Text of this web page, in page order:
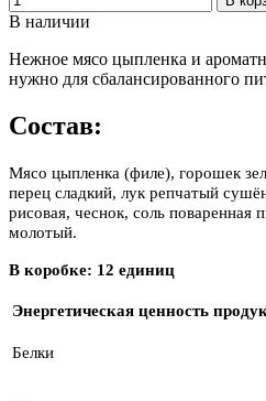
В наличии
Нежное мясо цыпленка и
нужно для сбалансированного
Состав:
Мясо цыпленка (филе), горошек
перец сладкий, лук репчатый
рисовая, чеснок, соль поваренная
молотый.
В коробке: 12 единиц
Энергетическая ценность
Белки